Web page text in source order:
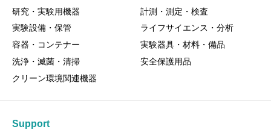
研究・実験用機器
計測・測定・検査
実験設備・保管
ライフサイエンス・分析
容器・コンテナー
実験器具・材料・備品
洗浄・滅菌・清掃
安全保護用品
クリーン環境関連機器
Support